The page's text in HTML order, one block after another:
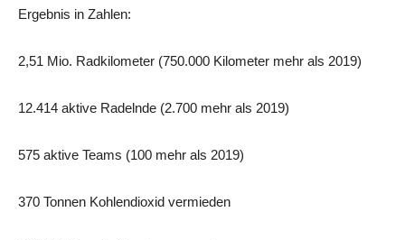
Ergebnis in Zahlen:
2,51 Mio. Radkilometer (750.000 Kilometer mehr als 2019)
12.414 aktive Radelnde (2.700 mehr als 2019)
575 aktive Teams (100 mehr als 2019)
370 Tonnen Kohlendioxid vermieden